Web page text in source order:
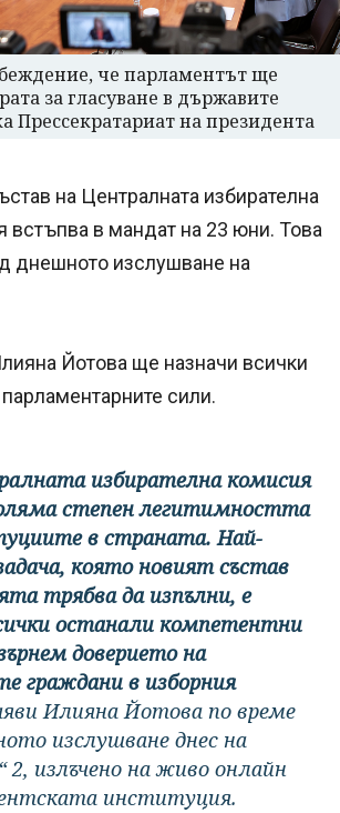
че парламентът ще
за гласуване в държавите
Прессекратариат на президента
на Централната избирателна
встъпва в мандат на 23 юни. Това
днешното изслушване на
Йотова ще назначи всички
сили.
избирателна комисия
степен легитимността
в страната. Най-
която новият състав
трябва да изпълни, е
останали компетентни
доверието на
граждани в изборния
Илияна Йотова по време
изслушване днес на
2, излъчено на живо онлайн
институция.